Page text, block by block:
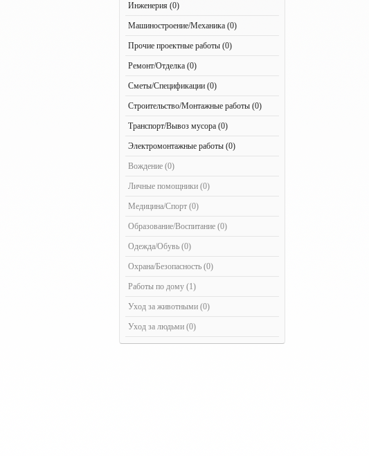
Инженерия (0)
Машиностроение/Механика (0)
Прочие проектные работы (0)
Ремонт/Отделка (0)
Сметы/Спецификации (0)
Строительство/Монтажные работы (0)
Транспорт/Вывоз мусора (0)
Электромонтажные работы (0)
Вождение (0)
Личные помощники (0)
Медицина/Спорт (0)
Образование/Воспитание (0)
Одежда/Обувь (0)
Охрана/Безопасность (0)
Работы по дому (1)
Уход за животными (0)
Уход за людьми (0)